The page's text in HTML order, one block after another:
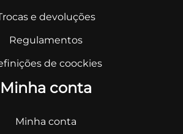
e devoluções
Regulamentos
de coockies
Minha conta
Minha conta